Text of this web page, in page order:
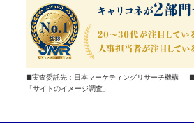
■実査委託先：日本マーケティングリサーチ機構
「サイトのイメージ調査」